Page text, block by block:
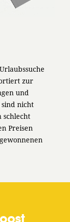
zur
und
nicht
schlecht
Preisen